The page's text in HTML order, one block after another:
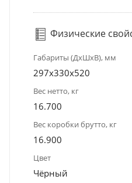
Физические
Габариты (ДхШхВ), мм
297x330x520
Вес нетто, кг
16.700
Вес коробки брутто, кг
16.900
Цвет
Чёрный